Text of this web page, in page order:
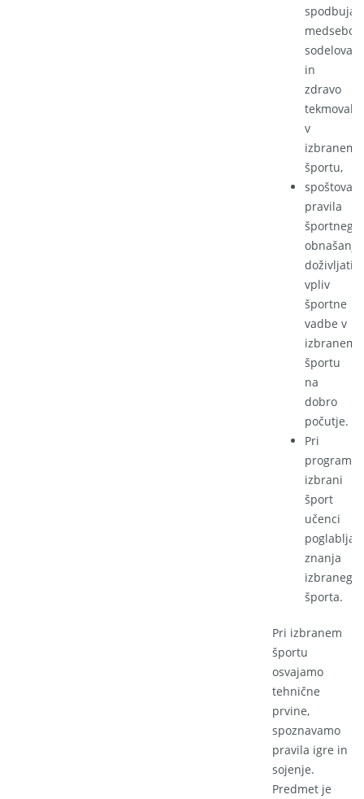
spodbujati
in
zdravo
v
izbranem
športu,
spoštovati
pravila
športnega
obnašanja,
doživljati
vpliv
športne
vadbe v
izbranem
športu
na
dobro
počutje.
Pri
programu
izbrani
šport
učenci
poglabljajo
znanja
izbranega
športa.
Pri izbranem
športu
osvajamo
tehnične
prvine,
spoznavamo
pravila igre in
sojenje.
Predmet je